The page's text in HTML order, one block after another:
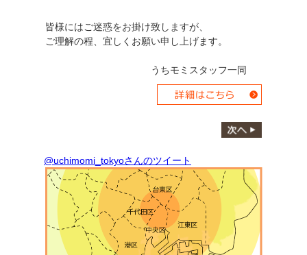
皆様にはご迷惑をお掛け致しますが、
ご理解の程、宜しくお願い申し上げます。
うちモミスタッフ一同
@uchimomi_tokyoさんのツイート